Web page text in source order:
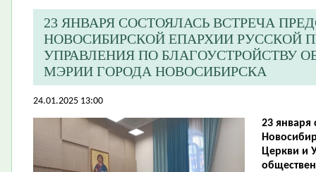
23 ЯНВАРЯ СОСТОЯЛАСЬ ВСТРЕЧА
НОВОСИБИРСКОЙ ЕПАРХИИ РУССКОЙ
УПРАВЛЕНИЯ ПО БЛАГОУСТРОЙСТВУ
МЭРИИ ГОРОДА НОВОСИБИРСКА
24.01.2025 13:00
23 января
Церкви и